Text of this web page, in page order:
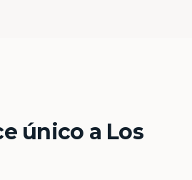
único a Los